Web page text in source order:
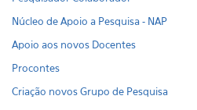
Núcleo de Apoio a Pesquisa - NAP
Apoio aos novos Docentes
Procontes
Criação novos Grupo de Pesquisa